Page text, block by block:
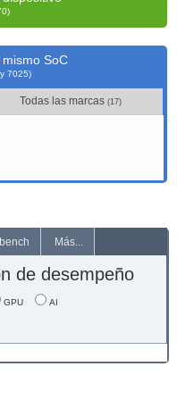
SoC
7025)
Todas las marcas (17)
Más...
de desempeño
GPU AI